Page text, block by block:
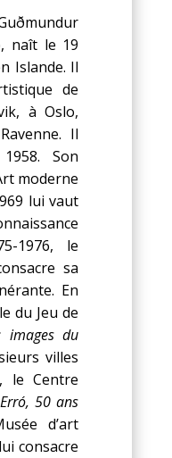
naît le 19
Islande. Il
de
à Oslo,
Il
Son
moderne
lui vaut
1976, le
sa
En
du Jeu de
images du
villes
le Centre
Erró, 50 ans
d’art
consacre